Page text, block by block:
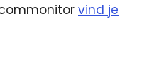
vind je